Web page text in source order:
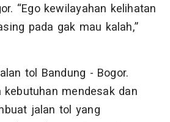
“Ego kewilayahan kelihatan
pada gak mau kalah,”
tol Bandung - Bogor.
mendesak dan
jalan tol yang